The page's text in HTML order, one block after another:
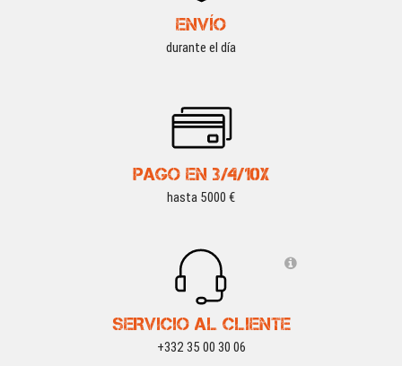
ENVÍO
durante el día
PAGO EN 3/4/10X
hasta 5000 €
SERVICIO AL CLIENTE
+332 35 00 30 06